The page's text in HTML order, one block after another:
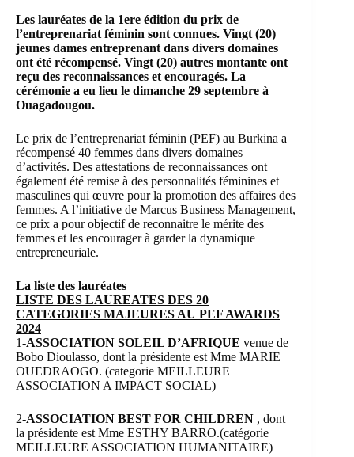
Les lauréates de la 1ere édition du prix de
l’entreprenariat féminin sont connues. Vingt (20)
jeunes dames entreprenant dans divers domaines
ont été récompensé. Vingt (20) autres montante ont
reçu des reconnaissances et encouragés. La
cérémonie a eu lieu le dimanche 29 septembre à
Ouagadougou.
Le prix de l’entreprenariat féminin (PEF) au Burkina a
récompensé 40 femmes dans divers domaines
d’activités. Des attestations de reconnaissances ont
également été remise à des personnalités féminines et
masculines qui œuvre pour la promotion des affaires des
femmes. A l’initiative de Marcus Business Management,
ce prix a pour objectif de reconnaitre le mérite des
femmes et les encourager à garder la dynamique
entrepreneuriale.
La liste des lauréates
LISTE DES LAUREATES DES 20
CATEGORIES MAJEURES AU PEF AWARDS
2024
1-ASSOCIATION SOLEIL D’AFRIQUE venue de
Bobo Dioulasso, dont la présidente est Mme MARIE
OUEDRAOGO. (categorie MEILLEURE
ASSOCIATION A IMPACT SOCIAL)
2-ASSOCIATION BEST FOR CHILDREN , dont
la présidente est Mme ESTHY BARRO.(catégorie
MEILLEURE ASSOCIATION HUMANITAIRE)